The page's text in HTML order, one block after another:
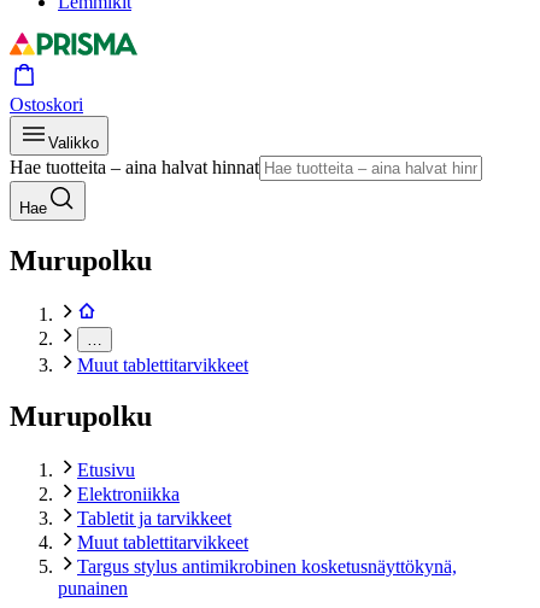
Ostoskori
Valikko
Hae tuotteita – aina halvat hinnat
Hae
Murupolku
Muut tablettitarvikkeet
Murupolku
Etusivu
Elektroniikka
Tabletit ja tarvikkeet
Muut tablettitarvikkeet
Targus stylus antimikrobinen kosketusnäyttökynä,
punainen